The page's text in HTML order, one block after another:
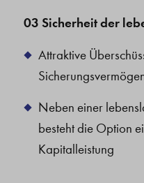
03 Sicherheit der
Attraktive
Neben einer
besteht die Option
Kapitalleistung